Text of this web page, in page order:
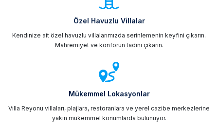
Özel Havuzlu Villalar
Kendinize ait özel havuzlu villalarımızda serinlemenin keyfini çıkarın.
Mahremiyet ve konforun tadını çıkarın.
Mükemmel Lokasyonlar
Villa Reyonu villaları, plajlara, restoranlara ve yerel cazibe merkezlerine
yakın mükemmel konumlarda bulunuyor.